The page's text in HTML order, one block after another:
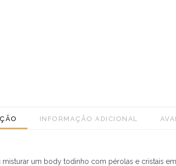
INFORMAÇÃO ADICIONAL
um body todinho com pérolas e cristais